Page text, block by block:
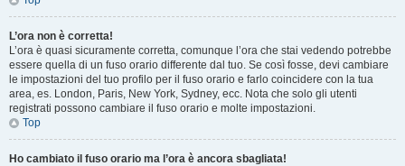
L’ora non è corretta!
L’ora è quasi sicuramente corretta, comunque l’ora che stai vedendo potrebbe
essere quella di un fuso orario differente dal tuo. Se così fosse, devi cambiare
le impostazioni del tuo profilo per il fuso orario e farlo coincidere con la tua
area, es. London, Paris, New York, Sydney, ecc. Nota che solo gli utenti
registrati possono cambiare il fuso orario e molte impostazioni.
Top
Ho cambiato il fuso orario ma l’ora è ancora sbagliata!